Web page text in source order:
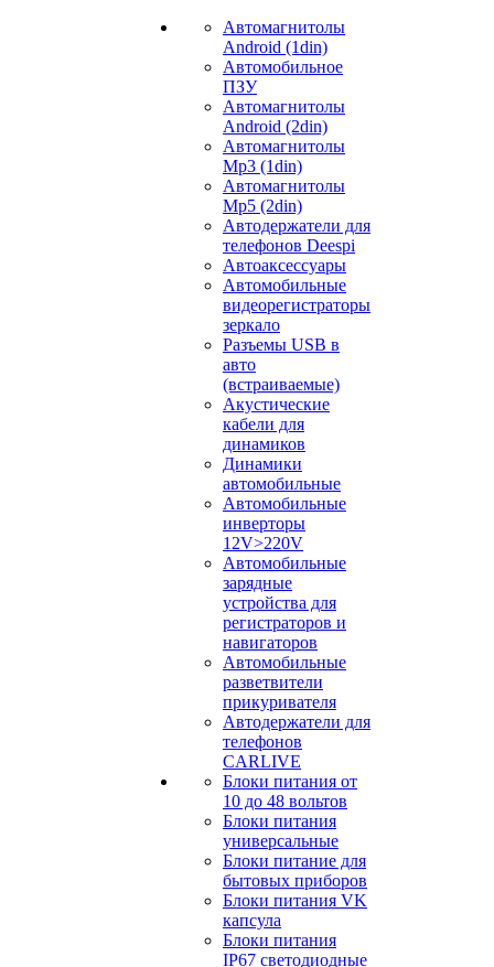
Автомагнитолы
Android (1din)
Автомобильное
ПЗУ
Автомагнитолы
Android (2din)
Автомагнитолы
Mp3 (1din)
Автомагнитолы
Mp5 (2din)
Автодержатели для
телефонов Deespi
Автоаксессуары
Автомобильные
видеорегистраторы
зеркало
Разъемы USB в
авто
(встраиваемые)
Акустические
кабели для
динамиков
Динамики
автомобильные
Автомобильные
инверторы
12V>220V
Автомобильные
зарядные
устройства для
регистраторов и
навигаторов
Автомобильные
разветвители
прикуривателя
Автодержатели для
телефонов
CARLIVE
Блоки питания от
10 до 48 вольтов
Блоки питания
универсальные
Блоки питание для
бытовых приборов
Блоки питания VK
капсула
Блоки питания
IP67 светодиодные